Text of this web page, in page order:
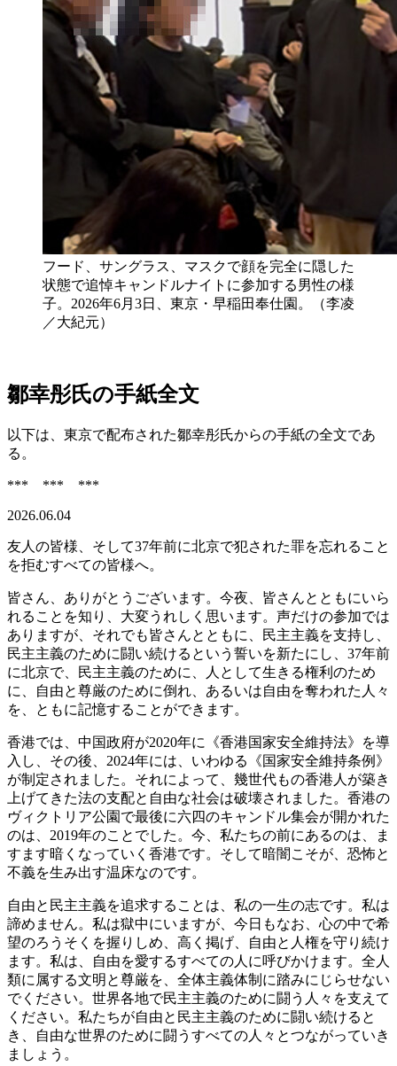
フード、サングラス、マスクで顔を完全に隠した
状態で追悼キャンドルナイトに参加する男性の様
子。2026年6月3日、東京・早稲田奉仕園。（李凌
／大紀元）
鄒幸彤氏の手紙全文
以下は、東京で配布された鄒幸彤氏からの手紙の全文であ
る。
*** *** ***
2026.06.04
友人の皆様、そして37年前に北京で犯された罪を忘れること
を拒むすべての皆様へ。
皆さん、ありがとうございます。今夜、皆さんとともにいら
れることを知り、大変うれしく思います。声だけの参加では
ありますが、それでも皆さんとともに、民主主義を支持し、
民主主義のために闘い続けるという誓いを新たにし、37年前
に北京で、民主主義のために、人として生きる権利のため
に、自由と尊厳のために倒れ、あるいは自由を奪われた人々
を、ともに記憶することができます。
香港では、中国政府が2020年に《香港国家安全維持法》を導
入し、その後、2024年には、いわゆる《国家安全維持条例》
が制定されました。それによって、幾世代もの香港人が築き
上げてきた法の支配と自由な社会は破壊されました。香港の
ヴィクトリア公園で最後に六四のキャンドル集会が開かれた
のは、2019年のことでした。今、私たちの前にあるのは、ま
すます暗くなっていく香港です。そして暗闇こそが、恐怖と
不義を生み出す温床なのです。
自由と民主主義を追求することは、私の一生の志です。私は
諦めません。私は獄中にいますが、今日もなお、心の中で希
望のろうそくを握りしめ、高く掲げ、自由と人権を守り続け
ます。私は、自由を愛するすべての人に呼びかけます。全人
類に属する文明と尊厳を、全体主義体制に踏みにじらせない
でください。世界各地で民主主義のために闘う人々を支えて
ください。私たちが自由と民主主義のために闘い続けると
き、自由な世界のために闘うすべての人々とつながっていき
ましょう。